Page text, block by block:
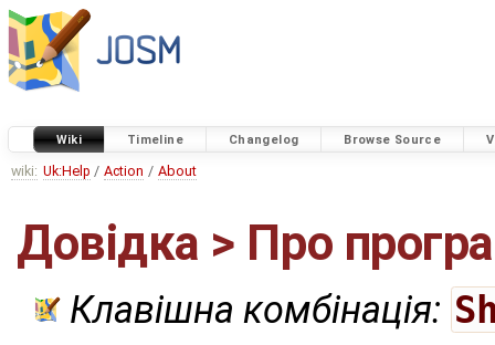
Wiki Timeline Changelog Browse Source
wiki: Uk:Help / Action / About
Довідка > Про
Клавішна комбінація: